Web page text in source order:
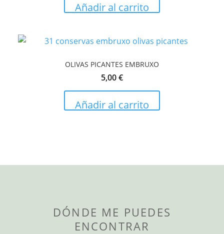
Añadir al carrito
OLIVAS PICANTES EMBRUXO
5,00€
Añadir al carrito
DÓNDE ME PUEDES
ENCONTRAR